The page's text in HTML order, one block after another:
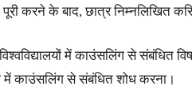
करने के बाद, छात्र निम्नलिखित
में काउंसलिंग से संबंधित
में काउंसलिंग से संबंधित शोध करना।